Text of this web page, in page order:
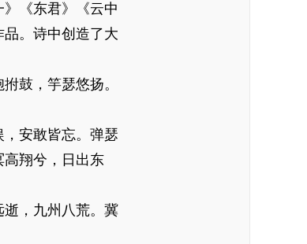
《东君》《云中
。诗中创造了大
鼓，竽瑟悠扬。
安敢皆忘。弹瑟
翔兮，日出东
，九州八荒。冀